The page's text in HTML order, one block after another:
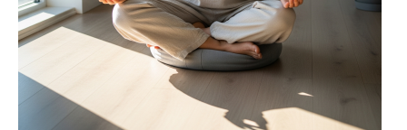
Kontakt
Registrace